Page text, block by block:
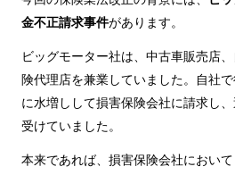
金不正請求事件があります。
ビッグモーター社は、中古車販売店
険代理店を兼業していました。自社
に水増しして損害保険会社に請求し
受けていました。
本来であれば、損害保険会社におい